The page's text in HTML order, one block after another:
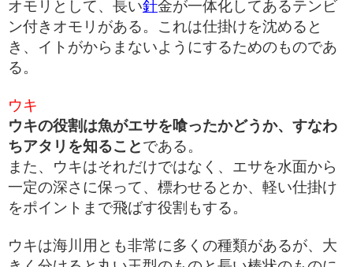
オモリとして、長い針金が一体化してあるテンビ
ン付きオモリがある。これは仕掛けを沈めると
き、イトがからまないようにするためのものであ
る。
ウキ
ウキの役割は魚がエサを喰ったかどうか、すなわ
ちアタリを知ることである。
また、ウキはそれだけではなく、エサを水面から
一定の深さに保って、標わせるとか、軽い仕掛け
をポイントまで飛ばす役割もする。
ウキは海川用とも非常に多くの種類があるが、大